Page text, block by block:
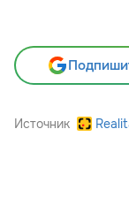
Источник